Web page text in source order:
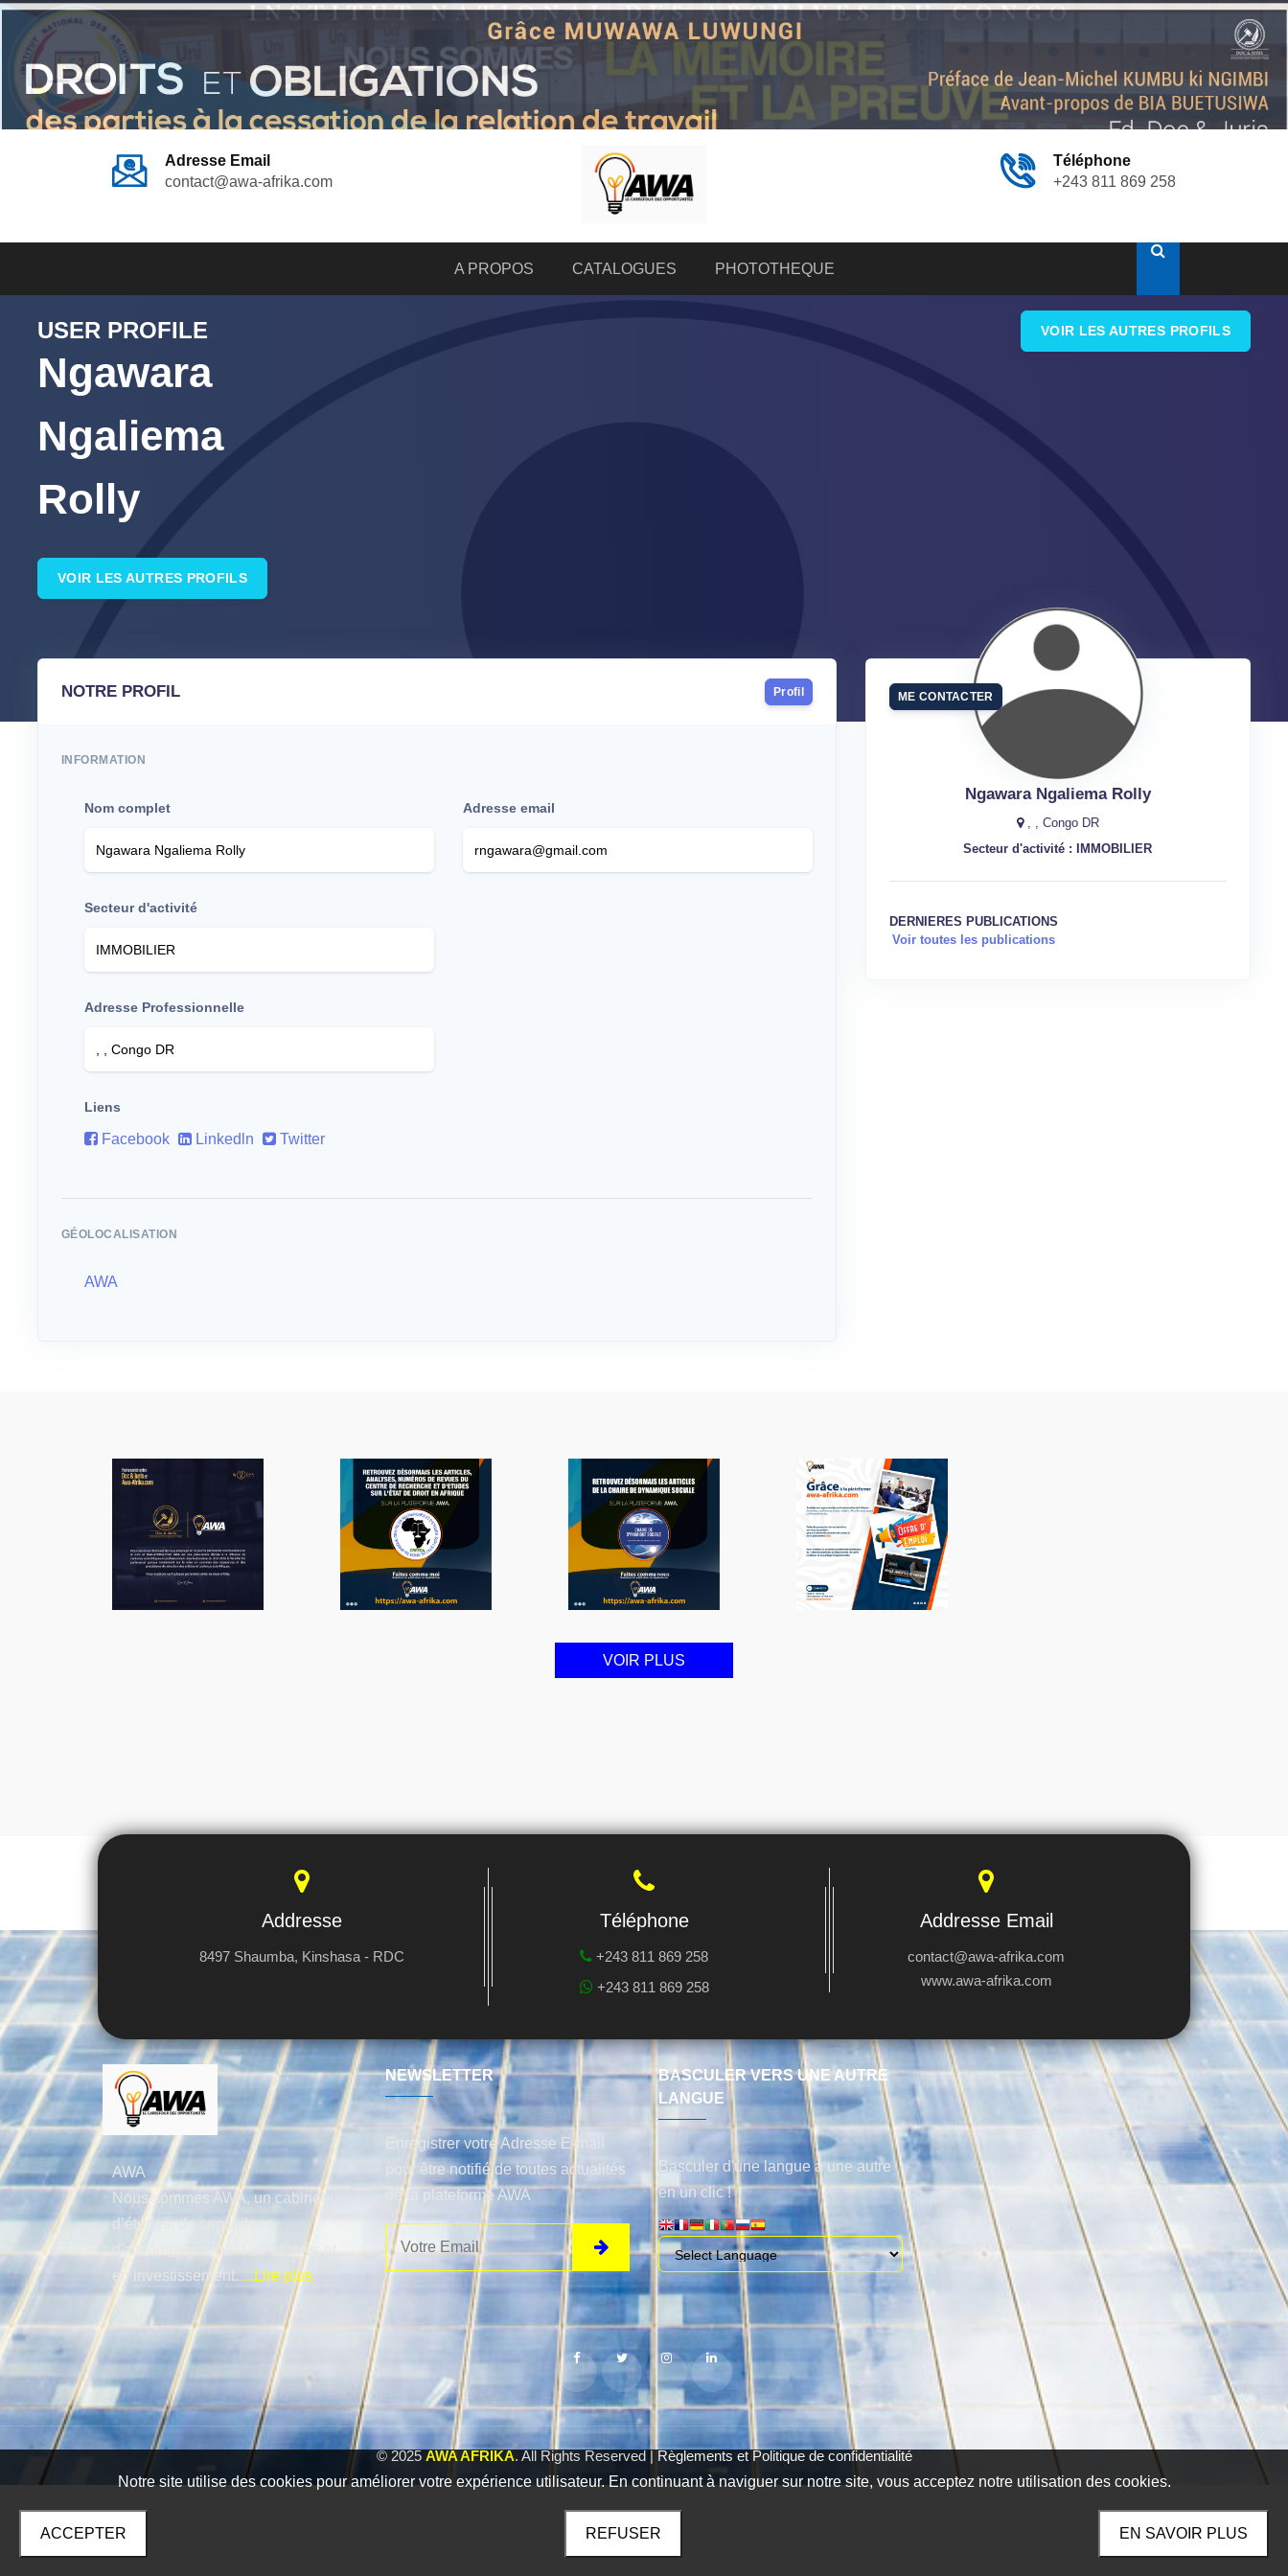
Adresse Email
contact@awa-afrika.com
Téléphone
+243 811 869 258
A PROPOS CATALOGUES PHOTOTHEQUE
USER PROFILE VOIR LES AUTRES PROFILS
Ngawara
Ngaliema
Rolly
VOIR LES AUTRES PROFILS
ME CONTACTER
Ngawara Ngaliema Rolly
, , Congo DR
Secteur d'activité : IMMOBILIER
DERNIERES PUBLICATIONS
Voir toutes les publications
NOTRE PROFIL Profil
INFORMATION
Nom complet Adresse email
Secteur d'activité
Adresse Professionnelle
Liens
Facebook Linkedln Twitter
GÉOLOCALISATION
AWA
VOIR PLUS
Notre site utilise des cookies pour améliorer votre expérience utilisateur. En continuant à naviguer sur notre site, vous acceptez notre utilisation des cookies.
ACCEPTER REFUSER EN SAVOIR PLUS
Addresse
8497 Shaumba, Kinshasa - RDC
Téléphone
+243 811 869 258
+243 811 869 258
Addresse Email
contact@awa-afrika.com
www.awa-afrika.com
AWA
Nous sommes AWA, un cabinet
d’études, de conseils et
d'accompagnement en affaires et
en investissement. ...Lire plus
NEWSLETTER
Enregistrer votre Adresse E-mail
pour être notifié de toutes actualités
de la plateforme AWA
BASCULER VERS UNE AUTRE
LANGUE
Basculer d'une langue à une autre
en un clic !
© 2025 AWA AFRIKA. All Rights Reserved | Règlements et Politique de confidentialité